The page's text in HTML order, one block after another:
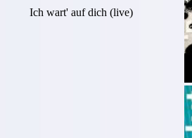
Ich wart' auf dich (live)